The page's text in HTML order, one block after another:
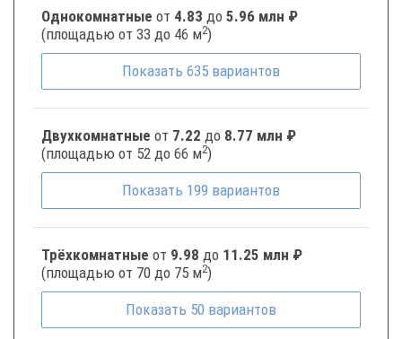
Однокомнатные от 4.83 до 5.96 млн ₽
(площадью от 33 до 46 м2)
Показать 635 вариантов
Двухкомнатные от 7.22 до 8.77 млн ₽
(площадью от 52 до 66 м2)
Показать 199 вариантов
Трёхкомнатные от 9.98 до 11.25 млн ₽
(площадью от 70 до 75 м2)
Показать 50 вариантов